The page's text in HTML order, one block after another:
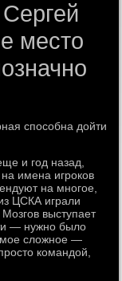
место
способна дойти
и год назад,
имена игроков
на многое,
ЦСКА играли
выступает
— нужно было
сложное —
командой,